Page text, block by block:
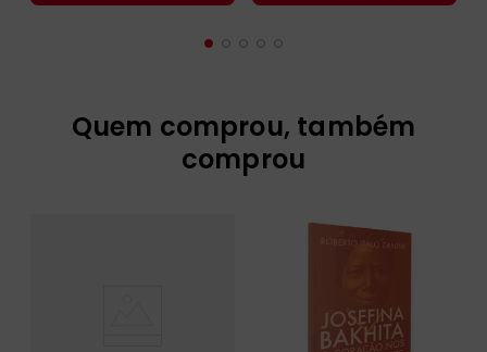
Quem comprou, também
comprou